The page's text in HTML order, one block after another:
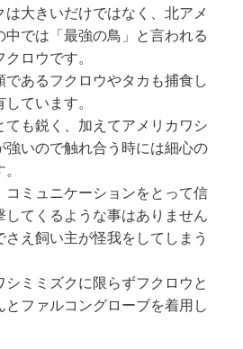
大きいだけではなく、北アメ
中では「最強の鳥」と言われる
ロウです。
であるフクロウやタカも捕食し
ています。
ても鋭く、加えてアメリカワシ
強いので触れ合う時には細心の
コミュニケーションをとって信
してくるような事はありません
え飼い主が怪我をしてしまう
ミミズクに限らずフクロウと
ファルコングローブを着用し